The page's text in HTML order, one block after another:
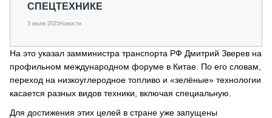
СПЕЦТЕХНИКЕ
3 июля 2025Новости
На это указал замминистра транспорта РФ Дмитрий Зверев на
профильном международном форуме в Китае. По его словам,
переход на низкоуглеродное топливо и «зелёные» технологии
касается разных видов техники, включая специальную.
Для достижения этих целей в стране уже запущены